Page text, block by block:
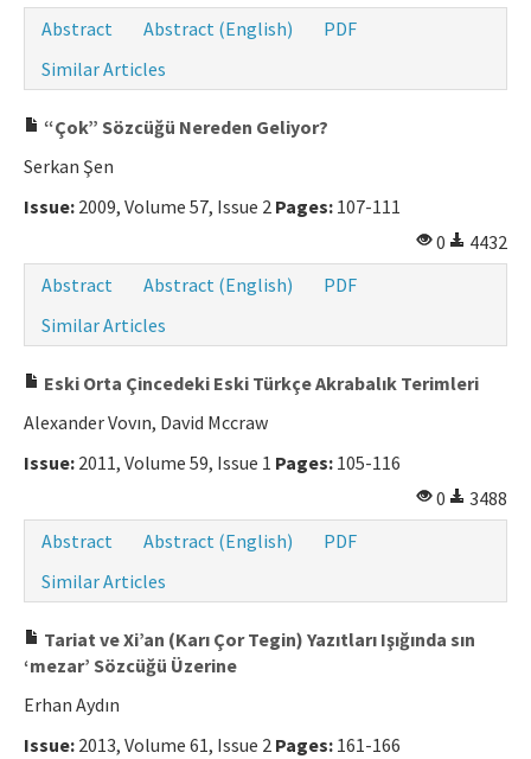
Abstract
Abstract (English)
PDF
Similar Articles
“Çok” Sözcüğü Nereden Geliyor?
Serkan Şen
Issue: 2009, Volume 57, Issue 2 Pages: 107-111
0
4432
Abstract
Abstract (English)
PDF
Similar Articles
Eski Orta Çincedeki Eski Türkçe Akrabalık Terimleri
Alexander Vovın, David Mccraw
Issue: 2011, Volume 59, Issue 1 Pages: 105-116
0
3488
Abstract
Abstract (English)
PDF
Similar Articles
Tariat ve Xi’an (Karı Çor Tegin) Yazıtları Işığında sın
‘mezar’ Sözcüğü Üzerine
Erhan Aydın
Issue: 2013, Volume 61, Issue 2 Pages: 161-166